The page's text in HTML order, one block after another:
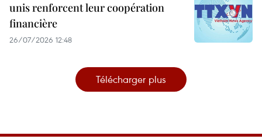
unis renforcent leur coopération
financière
26/07/2026 12:48
Télécharger plus